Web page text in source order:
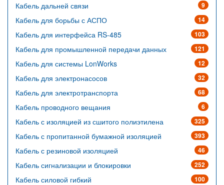
9
Кабель дальней связи
14
Кабель для борьбы с АСПО
103
Кабель для интерфейса RS-485
121
Кабель для промышленной передачи данных
12
Кабель для системы LonWorks
32
Кабель для электронасосов
68
Кабель для электротранспорта
6
Кабель проводного вещания
325
Кабель с изоляцией из сшитого полиэтилена
393
Кабель с пропитанной бумажной изоляцией
46
Кабель с резиновой изоляцией
252
Кабель сигнализации и блокировки
100
Кабель силовой гибкий